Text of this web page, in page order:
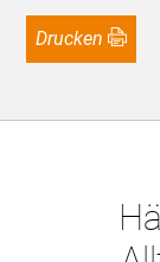
Drucken